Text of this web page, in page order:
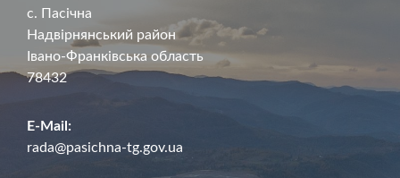
с. Пасічна
Надвірнянський район
Івано-Франківська область
78432
E-Mail:
rada@pasichna-tg.gov.ua